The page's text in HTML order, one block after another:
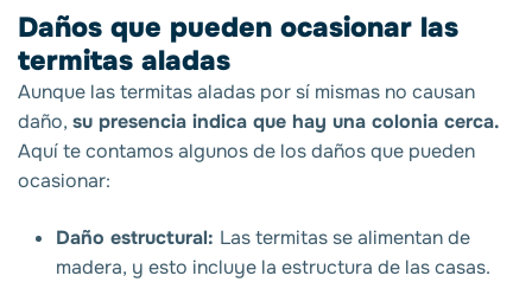
Daños que pueden ocasionar las
termitas aladas
Aunque las termitas aladas por sí mismas no causan
daño, su presencia indica que hay una colonia cerca.
Aquí te contamos algunos de los daños que pueden
ocasionar:
Daño estructural: Las termitas se alimentan de
madera, y esto incluye la estructura de las casas.